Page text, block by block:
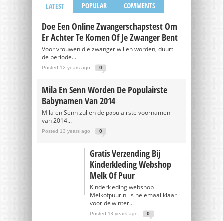
LATEST POPULAR COMMENTS
Doe Een Online Zwangerschapstest Om
Er Achter Te Komen Of Je Zwanger Bent
Voor vrouwen die zwanger willen worden, duurt
de periode...
Posted 12 years ago 0
Mila En Senn Worden De Populairste
Babynamen Van 2014
Mila en Senn zullen de populairste voornamen
van 2014...
Posted 13 years ago 0
Gratis Verzending Bij
Kinderkleding Webshop
Melk Of Puur
Kinderkleding webshop
Melkofpuur.nl is helemaal klaar
voor de winter...
Posted 13 years ago 0